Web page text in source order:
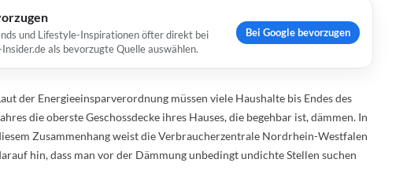
und Lifestyle-Inspirationen öfter direkt bei
als bevorzugte Quelle auswählen.
Bei Google bevorzugen
der Energieeinsparverordnung müssen viele Haushalte bis Endes des
die oberste Geschossdecke ihres Hauses, die begehbar ist, dämmen. In
Zusammenhang weist die Verbraucherzentrale Nordrhein-Westfalen
hin, dass man vor der Dämmung unbedingt undichte Stellen suchen